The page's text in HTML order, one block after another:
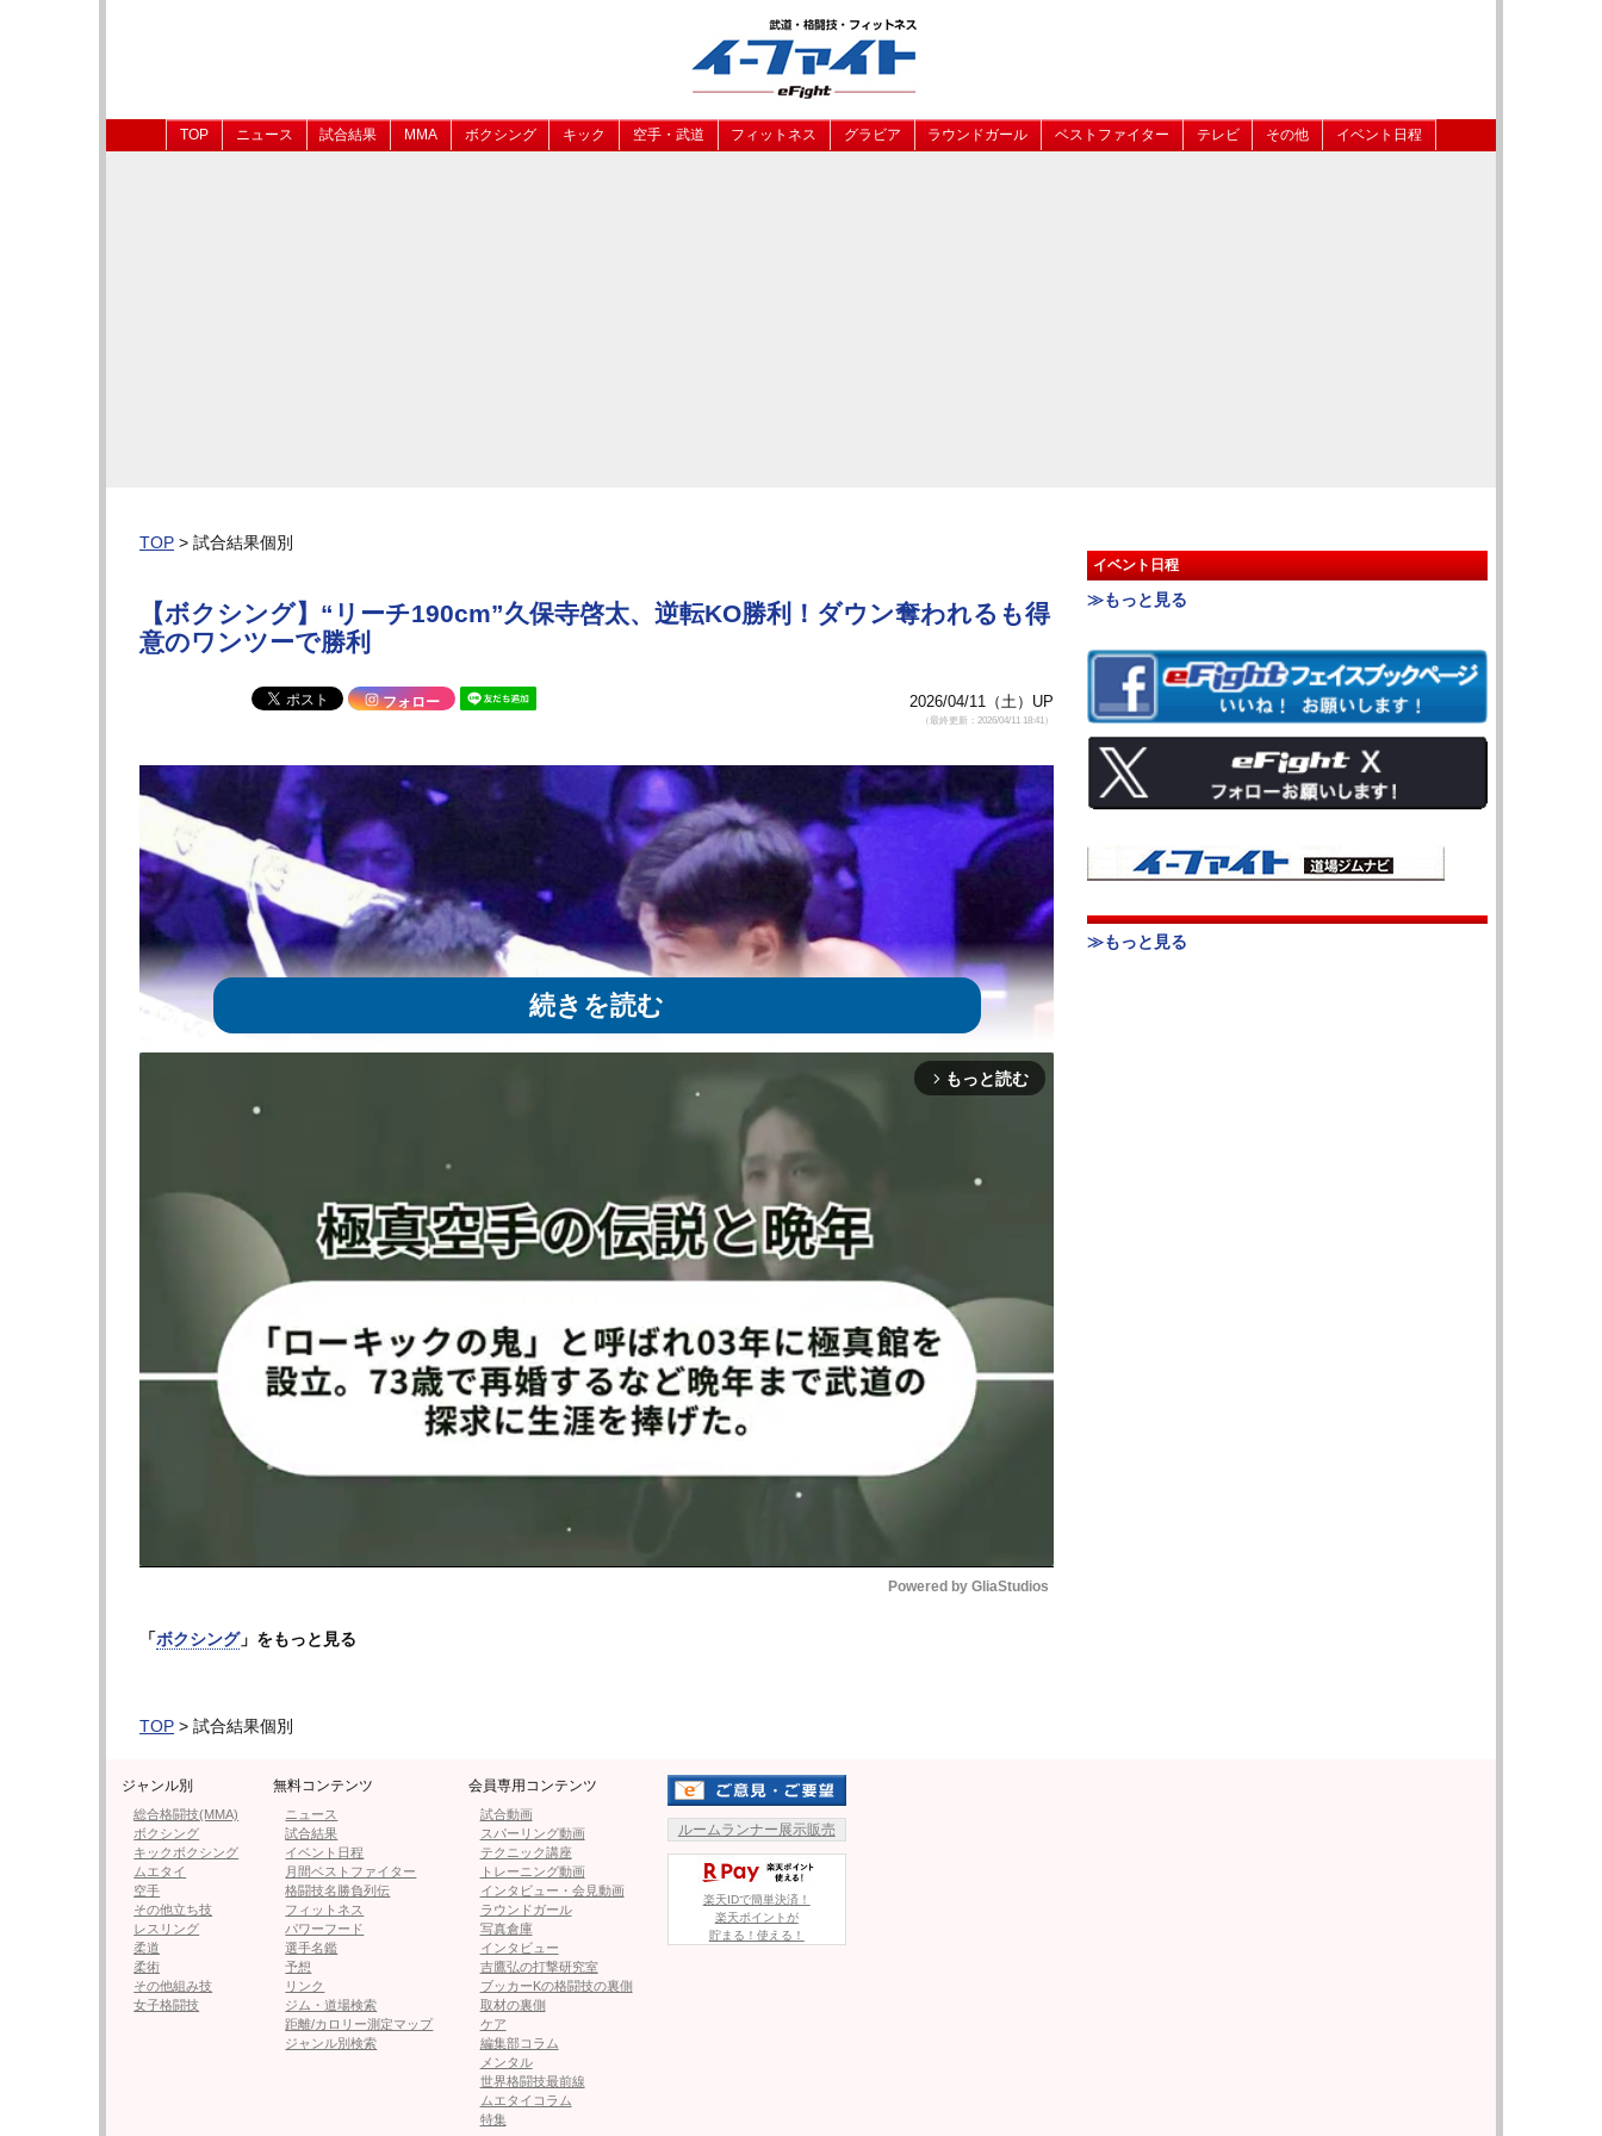
TOP ニュース 試合結果 MMA ボクシング キック 空手・武道 フィットネス グラビア ラウンドガール ベストファイター テレビ その他 イベント日程
TOP > 試合結果個別
【ボクシング】“リーチ190cm”久保寺啓太、逆転KO勝利！ダウン奪われるも得
意のワンツーで勝利
フォロー 2026/04/11（土）UP
（最終更新：2026/04/11 18:41）
4月11日（土）東京・両国国技館で行われた［132ポンド（59.87kg）契約6回戦］では、久保寺啓太
（24=帝拳）がクリサルディ・ベルトラン（フィリピン）に、ワンツー連打で5R 59秒KO勝利。3Rにはダ
久保寺は試合前2戦全勝（2KO）で、どちらも2RKO。対するベルトランは試合前戦績5勝（4KO）1敗
サウスポーの久保寺は、体格に優り190㎝のリーチを持つ。久保寺の長いワンツーに、ベルトランが強引
久保寺が右ジャブ、フックで間合いをコントロール、左でボディを入れ、優勢な展開が続く。
3Rも久保寺がワンツーで追い立てるが、ラスト1分、ベルトランの右オーバーハンドからの左フックがヒ
ットし、久保寺がダウン！ヒザをつくが、すぐに立ち上がった。
その後はベルトランが左を再度狙い前へ出る。
しかし5Rには久保寺がワンツーでロープに追い込み、追い打ちの右でダウンを奪う！
なんとか立ち上がったベルトランだが、グローブを構えず、そのままテンカウントとなった。久保寺が
見事な逆転KO勝利を果たした。
次のページは【フォト】逆転KOの瞬間！相手が崩れ落ちる
arrow_forward_ios もっと読む
Powered by GliaStudios
「ボクシング」をもっと見る
TOP > 試合結果個別
イベント日程
≫もっと見る
≫もっと見る
ジャンル別
総合格闘技(MMA)
ボクシング
キックボクシング
ムエタイ
空手
その他立ち技
レスリング
柔道
柔術
その他組み技
女子格闘技
無料コンテンツ
ニュース
試合結果
イベント日程
月間ベストファイター
格闘技名勝負列伝
フィットネス
パワーフード
選手名鑑
予想
リンク
ジム・道場検索
距離/カロリー測定マップ
ジャンル別検索
会員専用コンテンツ
試合動画
スパーリング動画
テクニック講座
トレーニング動画
インタビュー・会見動画
ラウンドガール
写真倉庫
インタビュー
吉鷹弘の打撃研究室
ブッカーKの格闘技の裏側
取材の裏側
ケア
編集部コラム
メンタル
世界格闘技最前線
ムエタイコラム
特集
ルームランナー展示販売
楽天IDで簡単決済！
楽天ポイントが
貯まる！使える！